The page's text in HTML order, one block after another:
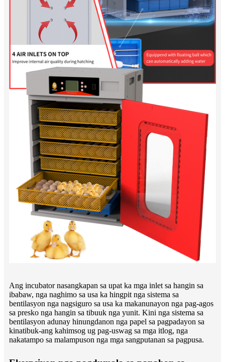
Ang incubator nasangkapan sa upat ka mga inlet sa hangin sa
ibabaw, nga naghimo sa usa ka hingpit nga sistema sa
bentilasyon nga nagsiguro sa usa ka makanunayon nga pag-agos
sa presko nga hangin sa tibuuk nga yunit. Kini nga sistema sa
bentilasyon adunay hinungdanon nga papel sa pagpadayon sa
kinatibuk-ang kahimsog ug pag-uswag sa mga itlog, nga
nakatampo sa malampuson nga mga sangputanan sa pagpusa.